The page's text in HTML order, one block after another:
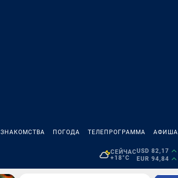
ЗНАКОМСТВА ПОГОДА ТЕЛЕПРОГРАММА АФИША
СЕЙЧАС
+18°C
USD 82,17
EUR 94,84